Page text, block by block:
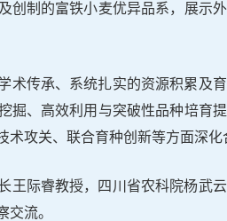
创制的富铁小麦优异品系，展示
术传承、系统扎实的资源积累及
掘、高效利用与突破性品种培育
攻关、联合育种创新等方面深化
王际睿教授，四川省农科院杨武
交流。